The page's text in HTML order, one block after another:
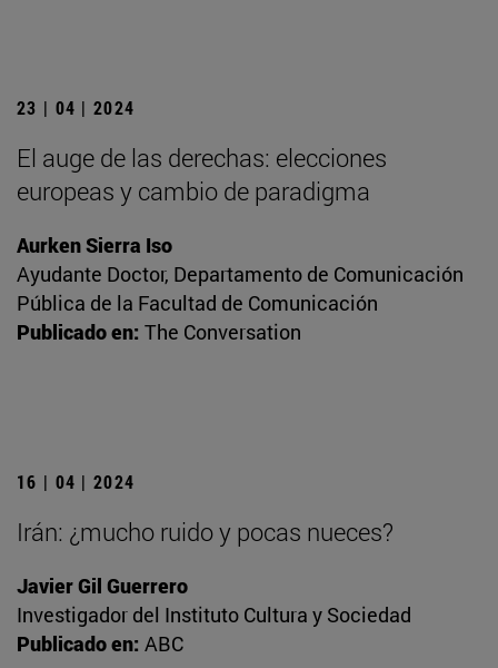
23 | 04 | 2024
El auge de las derechas: elecciones
europeas y cambio de paradigma
Aurken Sierra Iso
Ayudante Doctor, Departamento de Comunicación
Pública de la Facultad de Comunicación
Publicado en: The Conversation
16 | 04 | 2024
Irán: ¿mucho ruido y pocas nueces?
Javier Gil Guerrero
Investigador del Instituto Cultura y Sociedad
Publicado en: ABC